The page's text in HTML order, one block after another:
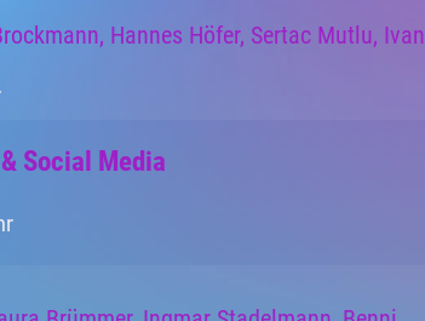
Hannes Höfer, Sertac Mutlu, Ivan
Social Media